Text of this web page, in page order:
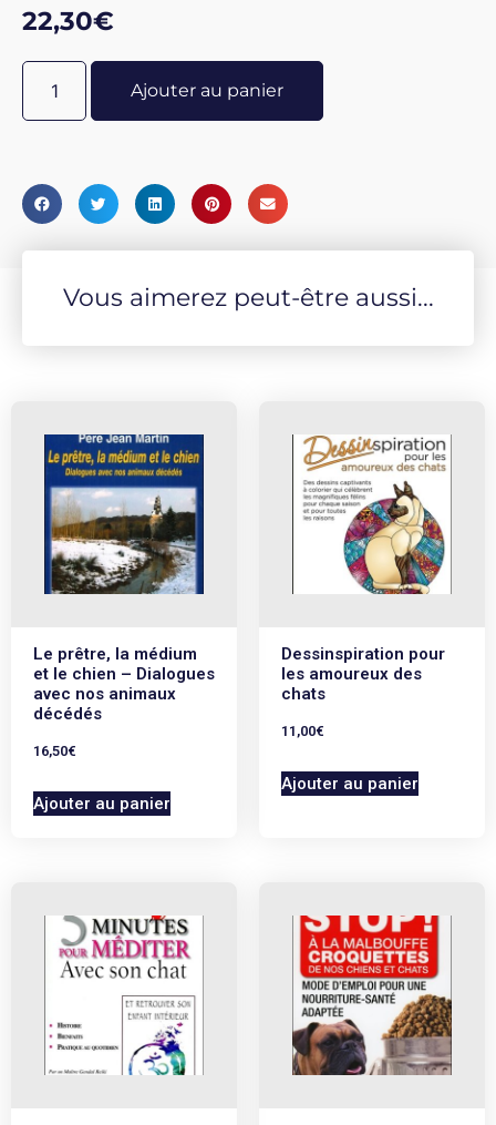
certaines personnes qui vous attirent ou vous rebutent.
22,30€
Ajouter au panier
Vous aimerez peut-être aussi...
Le prêtre, la médium
et le chien – Dialogues
avec nos animaux
décédés
16,50€
Ajouter au panier
Dessinspiration pour
les amoureux des
chats
11,00€
Ajouter au panier